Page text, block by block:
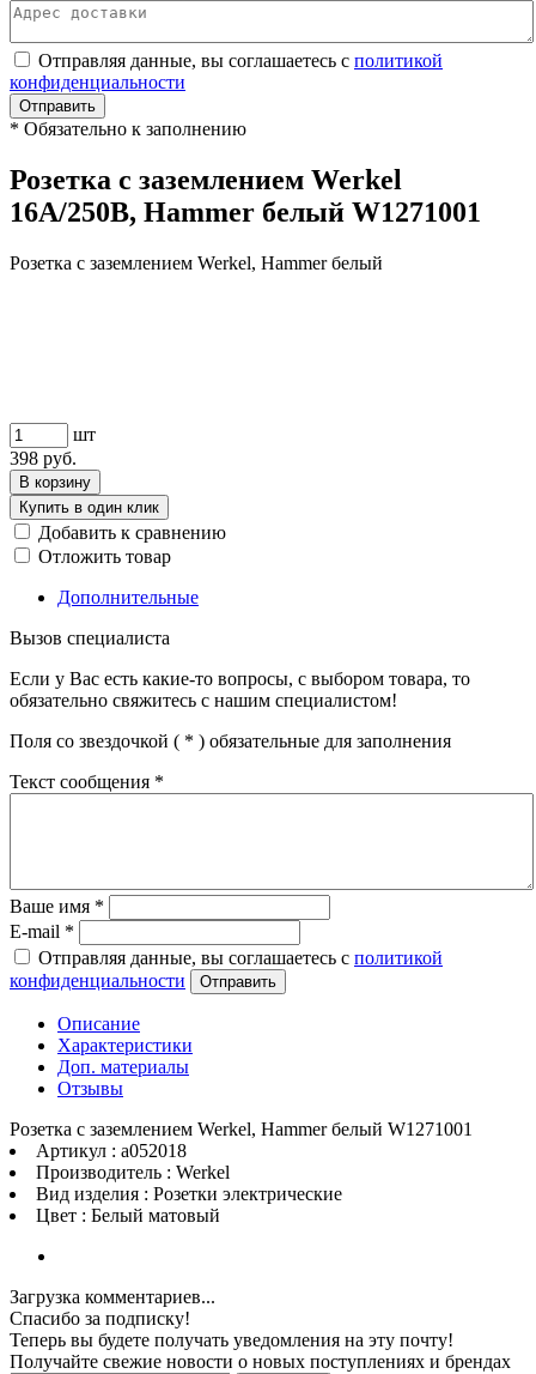
Отправляя данные, вы соглашаетесь с политикой
конфиденциальности
Отправить
* Обязательно к заполнению
Розетка с заземлением Werkel
16A/250В, Hammer белый W1271001
Розетка с заземлением Werkel, Hammer белый
шт
398 руб.
В корзину
Купить в один клик
Добавить к сравнению
Отложить товар
Дополнительные
Вызов специалиста
Если у Вас есть какие-то вопросы, с выбором товара, то
обязательно свяжитесь с нашим специалистом!
Поля со звездочкой ( * ) обязательные для заполнения
Текст сообщения *
Ваше имя *
E-mail *
Отправляя данные, вы соглашаетесь с политикой
конфиденциальности
Отправить
Описание
Характеристики
Доп. материалы
Отзывы
Розетка с заземлением Werkel, Hammer белый W1271001
Артикул : a052018
Производитель : Werkel
Вид изделия : Розетки электрические
Цвет : Белый матовый
Загрузка комментариев...
Спасибо за подписку!
Теперь вы будете получать уведомления на эту почту!
Получайте свежие новости о новых поступлениях и брендах